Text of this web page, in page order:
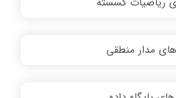
مدار منطقی